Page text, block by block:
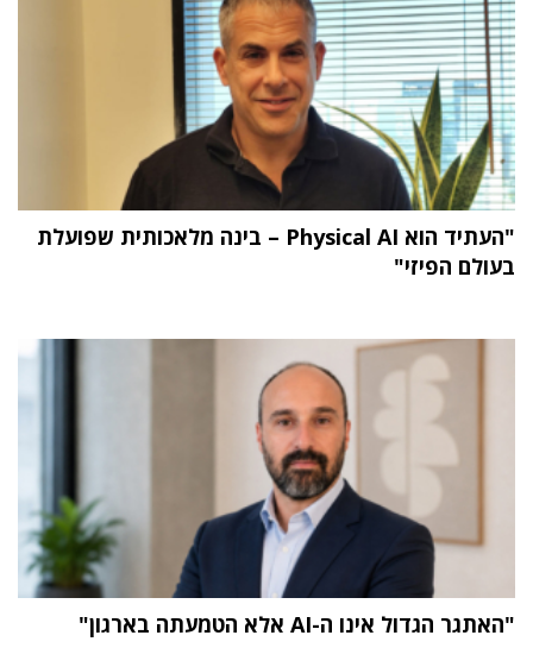
"העתיד הוא Physical AI – בינה מלאכותית שפועלת
בעולם הפיזי"
"האתגר הגדול אינו ה-AI אלא הטמעתה בארגון"